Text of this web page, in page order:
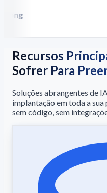
Recursos
Sofrer Para
Soluções abrangentes de
implantação em toda a
sem código, sem